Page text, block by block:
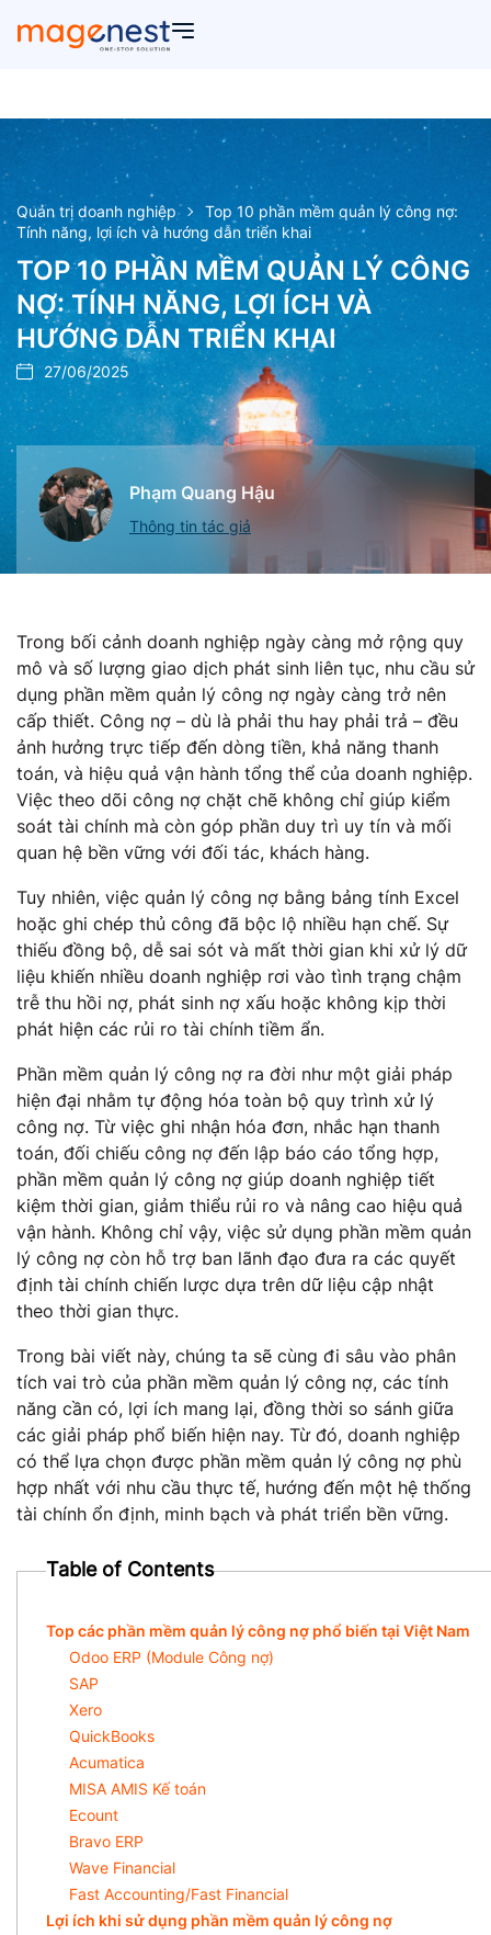
Quản trị doanh nghiệp
Top 10 phần mềm quản lý công nợ:
Tính năng, lợi ích và hướng dẫn triển khai
TOP 10 PHẦN MỀM QUẢN LÝ CÔNG
NỢ: TÍNH NĂNG, LỢI ÍCH VÀ
HƯỚNG DẪN TRIỂN KHAI
27/06/2025
Phạm Quang Hậu
Thông tin tác giả
Trong bối cảnh doanh nghiệp ngày càng mở rộng quy
mô và số lượng giao dịch phát sinh liên tục, nhu cầu sử
dụng phần mềm quản lý công nợ ngày càng trở nên
cấp thiết. Công nợ – dù là phải thu hay phải trả – đều
ảnh hưởng trực tiếp đến dòng tiền, khả năng thanh
toán, và hiệu quả vận hành tổng thể của doanh nghiệp.
Việc theo dõi công nợ chặt chẽ không chỉ giúp kiểm
soát tài chính mà còn góp phần duy trì uy tín và mối
quan hệ bền vững với đối tác, khách hàng.
Tuy nhiên, việc quản lý công nợ bằng bảng tính Excel
hoặc ghi chép thủ công đã bộc lộ nhiều hạn chế. Sự
thiếu đồng bộ, dễ sai sót và mất thời gian khi xử lý dữ
liệu khiến nhiều doanh nghiệp rơi vào tình trạng chậm
trễ thu hồi nợ, phát sinh nợ xấu hoặc không kịp thời
phát hiện các rủi ro tài chính tiềm ẩn.
Phần mềm quản lý công nợ ra đời như một giải pháp
hiện đại nhằm tự động hóa toàn bộ quy trình xử lý
công nợ. Từ việc ghi nhận hóa đơn, nhắc hạn thanh
toán, đối chiếu công nợ đến lập báo cáo tổng hợp,
phần mềm quản lý công nợ giúp doanh nghiệp tiết
kiệm thời gian, giảm thiểu rủi ro và nâng cao hiệu quả
vận hành. Không chỉ vậy, việc sử dụng phần mềm quản
lý công nợ còn hỗ trợ ban lãnh đạo đưa ra các quyết
định tài chính chiến lược dựa trên dữ liệu cập nhật
theo thời gian thực.
Trong bài viết này, chúng ta sẽ cùng đi sâu vào phân
tích vai trò của phần mềm quản lý công nợ, các tính
năng cần có, lợi ích mang lại, đồng thời so sánh giữa
các giải pháp phổ biến hiện nay. Từ đó, doanh nghiệp
có thể lựa chọn được phần mềm quản lý công nợ phù
hợp nhất với nhu cầu thực tế, hướng đến một hệ thống
tài chính ổn định, minh bạch và phát triển bền vững.
Table of Contents
Top các phần mềm quản lý công nợ phổ biến tại Việt Nam
Odoo ERP (Module Công nợ)
SAP
Xero
QuickBooks
Acumatica
MISA AMIS Kế toán
Ecount
Bravo ERP
Wave Financial
Fast Accounting/Fast Financial
Lợi ích khi sử dụng phần mềm quản lý công nợ